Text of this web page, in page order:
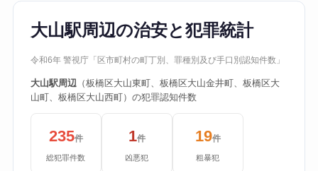
大山駅周辺の治安と犯罪統計
令和6年 警視庁「区市町村の町丁別、罪種別及び手口別認知件数」
大山駅周辺（板橋区大山東町、板橋区大山金井町、板橋区大
山町、板橋区大山西町）の犯罪認知件数
235件
総犯罪件数
1件
凶悪犯
19件
粗暴犯